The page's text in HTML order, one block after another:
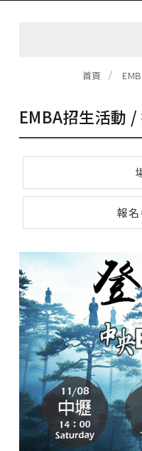
招生
歷
【專區】高階主管
【專區】高階
【Info
首頁
EMBA招生活動
報